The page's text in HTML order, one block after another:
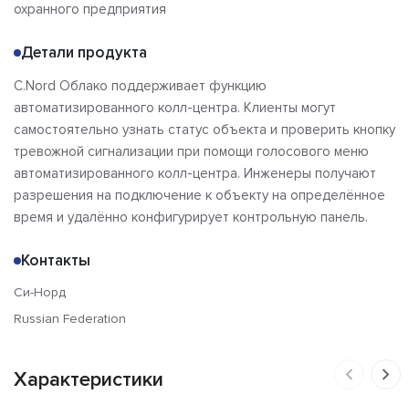
Отзывы
охранного предприятия
Детали продукта
C.Nord Облако поддерживает функцию
автоматизированного колл-центра. Клиенты могут
самостоятельно узнать статус объекта и проверить кнопку
тревожной сигнализации при помощи голосового меню
автоматизированного колл-центра. Инженеры получают
разрешения на подключение к объекту на определённое
время и удалённо конфигурирует контрольную панель.
Контакты
Си-Норд
Russian Federation
Характеристики